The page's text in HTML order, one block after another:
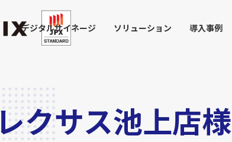
デジタルサイネージ ソリューション 導入事例
レクサス池上店様